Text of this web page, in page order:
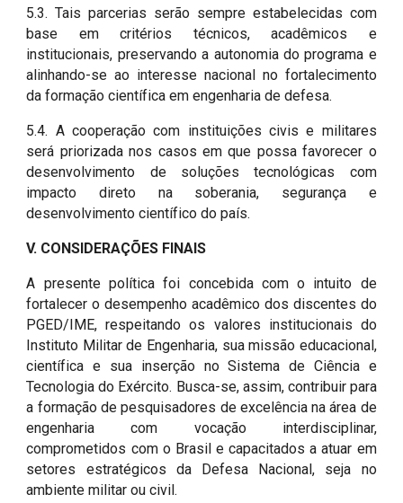
5.3. Tais parcerias serão sempre estabelecidas com
base em critérios técnicos, acadêmicos e
institucionais, preservando a autonomia do programa e
alinhando-se ao interesse nacional no fortalecimento
da formação científica em engenharia de defesa.
5.4. A cooperação com instituições civis e militares
será priorizada nos casos em que possa favorecer o
desenvolvimento de soluções tecnológicas com
impacto direto na soberania, segurança e
desenvolvimento científico do país.
V. CONSIDERAÇÕES FINAIS
A presente política foi concebida com o intuito de
fortalecer o desempenho acadêmico dos discentes do
PGED/IME, respeitando os valores institucionais do
Instituto Militar de Engenharia, sua missão educacional,
científica e sua inserção no Sistema de Ciência e
Tecnologia do Exército. Busca-se, assim, contribuir para
a formação de pesquisadores de excelência na área de
engenharia com vocação interdisciplinar,
comprometidos com o Brasil e capacitados a atuar em
setores estratégicos da Defesa Nacional, seja no
ambiente militar ou civil.